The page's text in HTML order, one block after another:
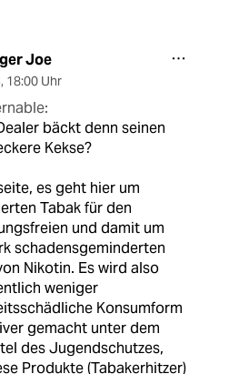
Joe
, 18:00 Uhr
bäckt denn seinen
Kekse?
es geht hier um
Tabak für den
und damit um
schadensgeminderten
Nikotin. Es wird also
weniger
Konsumform
gemacht unter dem
des Jugendschutzes,
Produkte (Tabakerhitzer)